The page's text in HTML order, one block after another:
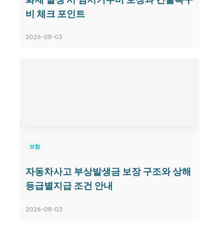
비 체크 포인트
2026-08-03
보험
자동차사고 부상발생금 보장 구조와 상해
등급별지급 조건 안내
2026-08-03